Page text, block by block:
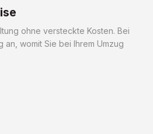
ohne versteckte Kosten. Bei
an, womit Sie bei Ihrem Umzug